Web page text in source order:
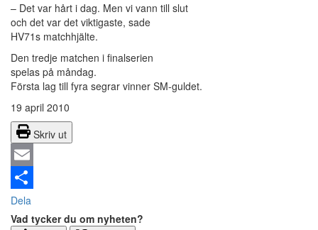
– Det var hårt i dag. Men vi vann till slut
och det var det viktigaste, sade
HV71s matchhjälte.
Den tredje matchen i finalserien
spelas på måndag.
Första lag till fyra segrar vinner SM-guldet.
19 april 2010
Skriv ut
Email
Dela
Vad tycker du om nyheten?